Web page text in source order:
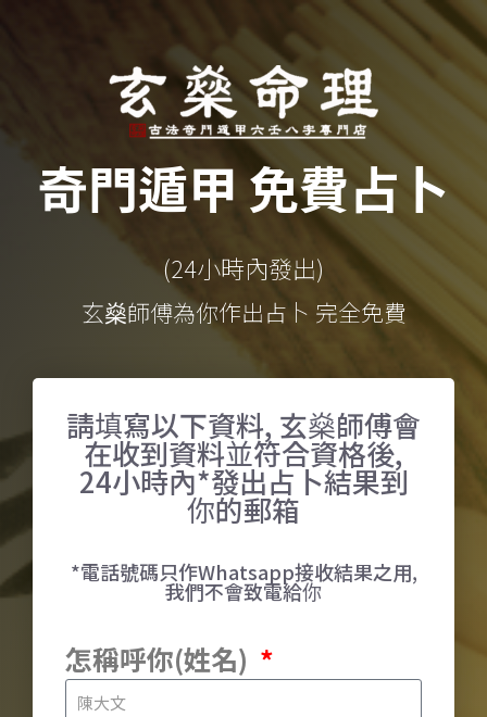
奇門遁甲 免費占卜
(24小時內發出)
玄燊師傅為你作出占卜 完全免費
請填寫以下資料, 玄燊師傅會
在收到資料並符合資格後,
24小時內*發出占卜結果到
你的郵箱
*電話號碼只作Whatsapp接收結果之用,
我們不會致電給你
怎稱呼你(姓名)